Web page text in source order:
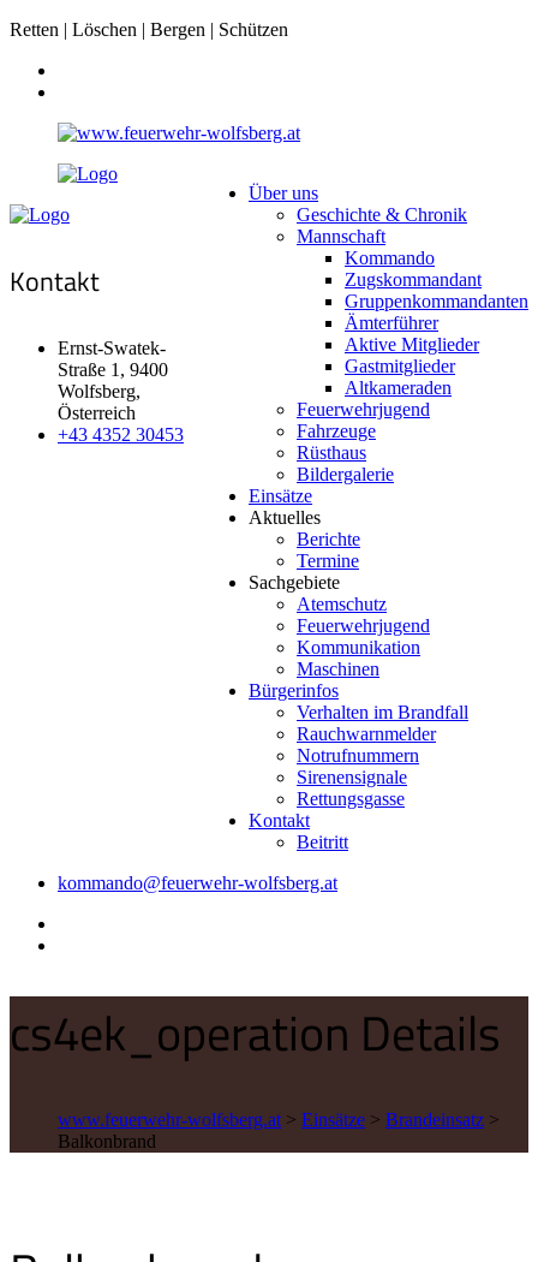
Retten | Löschen | Bergen | Schützen
Über uns
Geschichte & Chronik
Mannschaft
Kommando
Zugskommandant
Gruppenkommandanten
Ämterführer
Aktive Mitglieder
Gastmitglieder
Altkameraden
Feuerwehrjugend
Fahrzeuge
Rüsthaus
Bildergalerie
Einsätze
Aktuelles
Berichte
Termine
Sachgebiete
Atemschutz
Feuerwehrjugend
Kommunikation
Maschinen
Bürgerinfos
Verhalten im Brandfall
Rauchwarnmelder
Notrufnummern
Sirenensignale
Rettungsgasse
Kontakt
Beitritt
Kontakt
Ernst-Swatek-
Straße 1, 9400
Wolfsberg,
Österreich
+43 4352 30453
kommando@feuerwehr-wolfsberg.at
cs4ek_operation Details
www.feuerwehr-wolfsberg.at > Einsätze > Brandeinsatz >
Balkonbrand